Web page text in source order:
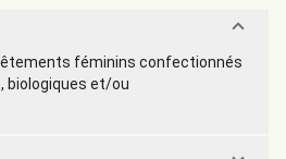
féminins confectionnés
biologiques et/ou